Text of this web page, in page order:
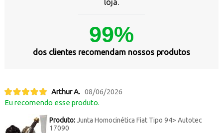
loja.
99%
dos clientes recomendam nossos produtos
Arthur A. 08/06/2026
Eu recomendo esse produto.
Produto:Junta Homocinética Fiat Tipo 94> Autotec
17090